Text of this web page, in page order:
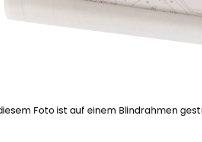
Foto ist auf einem Blindrahmen